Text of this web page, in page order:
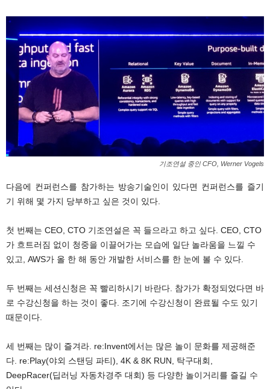
기조연설 중인 CFO, Werner Vogels
다음에 컨퍼런스를 참가하는 방송기술인이 있다면 컨퍼런스를 즐기
기 위해 몇 가지 당부하고 싶은 것이 있다.
첫 번째는 CEO, CTO 기조연설은 꼭 들으라고 하고 싶다. CEO, CTO
가 흐트러짐 없이 청중을 이끌어가는 모습에 일단 놀라움을 느낄 수
있고, AWS가 올 한 해 동안 개발한 서비스를 한 눈에 볼 수 있다.
두 번째는 세션신청은 꼭 빨리하시기 바란다. 참가가 확정되었다면 바
로 수강신청을 하는 것이 좋다. 조기에 수강신청이 완료될 수도 있기
때문이다.
세 번째는 많이 즐겨라. re:Invent에서는 많은 놀이 문화를 제공해준
다. re:Play(야외 스탠딩 파티), 4K & 8K RUN, 탁구대회,
DeepRacer(딥러닝 자동차경주 대회) 등 다양한 놀이거리를 즐길 수